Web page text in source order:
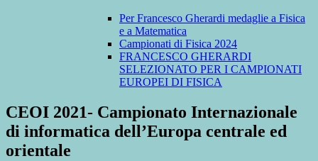
Per Francesco Gherardi medaglie a Fisica
e a Matematica
Campionati di Fisica 2024
FRANCESCO GHERARDI
SELEZIONATO PER I CAMPIONATI
EUROPEI DI FISICA
CEOI 2021- Campionato Internazionale
di informatica dell’Europa centrale ed
orientale